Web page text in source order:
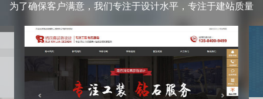
为了确保客户满意，我们专注于设计水平，专注于建站质量